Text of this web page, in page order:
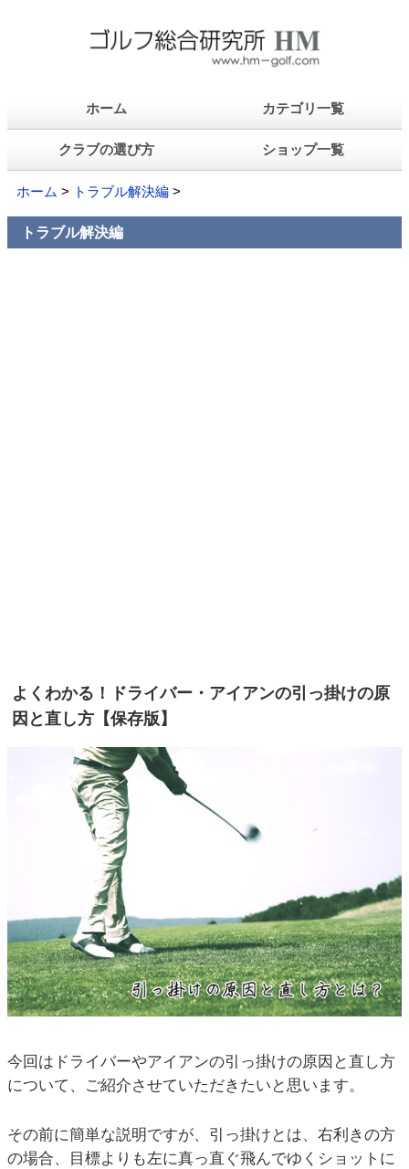
ホーム カテゴリ一覧
クラブの選び方 ショップ一覧
ホーム > トラブル解決編 >
トラブル解決編
よくわかる！ドライバー・アイアンの引っ掛けの原
因と直し方【保存版】
今回はドライバーやアイアンの引っ掛けの原因と直し方
について、ご紹介させていただきたいと思います。
その前に簡単な説明ですが、引っ掛けとは、右利きの方
の場合、目標よりも左に真っ直ぐ飛んでゆくショットに